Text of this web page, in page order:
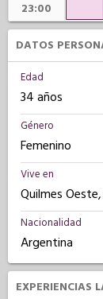
23:00
DATOS
Edad
34 años
Género
Femenino
Vive en
Quilmes
Nacionalidad
Argentina
EXPERIENCIAS